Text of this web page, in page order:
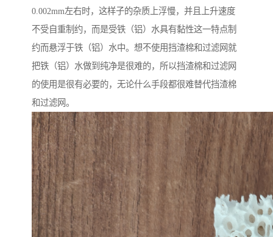
0.002mm左右时，这样子的杂质上浮慢，并且上升速度
不受自重制约，而是受铁（铝）水具有黏性这一特点制
约而悬浮于铁（铝）水中。想不使用挡渣棉和过滤网就
把铁（铝）水做到纯净是很难的，所以挡渣棉和过滤网
的使用是很有必要的，无论什么手段都很难替代挡渣棉
和过滤网。